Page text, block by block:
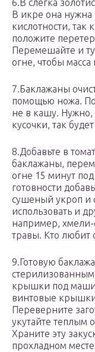
6.В слегка
В икре она нужна
кислотности, так
положите
Перемешайте и
огне, чтобы масса
7.Баклажаны
помощью ножа.
не в кашу. Нужно,
кусочки, так
8.Добавьте в
баклажаны,
огне 15 минут
готовности
сушеный укроп и
использовать и
например, хмели-
травы. Кто любит
9.Готовую
стерилизованным
крышки под
винтовые
Переверните
укутайте теплым
Храните эту
прохладном